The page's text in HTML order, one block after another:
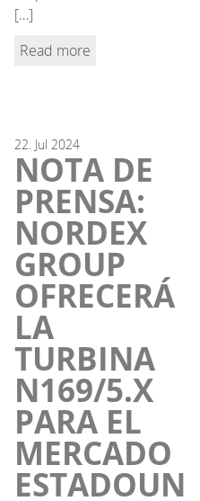
[…]
Read more
22. Jul 2024
NOTA DE
PRENSA:
NORDEX
GROUP
OFRECERÁ
LA
TURBINA
N169/5.X
PARA EL
MERCADO
ESTADOUN